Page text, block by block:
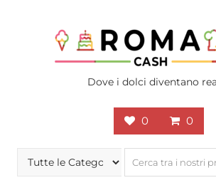
Dove i dolci diventano
0 0